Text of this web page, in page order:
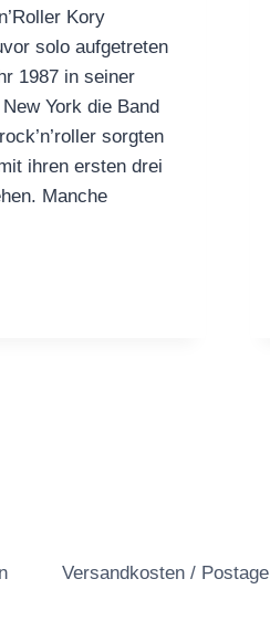
Kory
solo aufgetreten
1987 in seiner
York die Band
sorgten
ihren ersten drei
Manche
Versandkosten / Postage